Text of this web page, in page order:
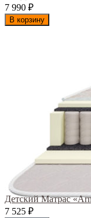
7 990 ₽
В корзину
Детский Матрас
7 525 ₽